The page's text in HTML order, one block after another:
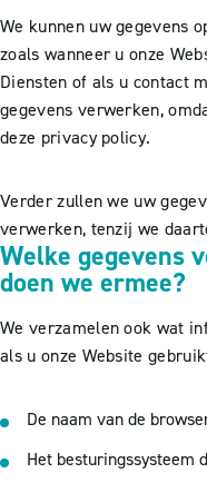
We kunnen uw gegevens
zoals wanneer u onze
Diensten of als u contact
gegevens verwerken,
deze privacy policy.
Verder zullen we uw
verwerken, tenzij we
Welke gegevens
doen we ermee?
We verzamelen ook wat
als u onze Website
De naam van de
Het besturingssysteem